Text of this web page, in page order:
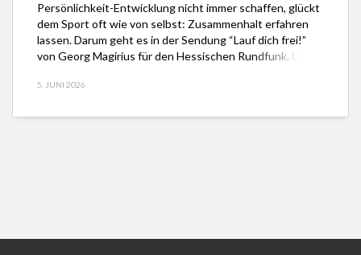
Persönlichkeit-Entwicklung nicht immer schaffen, glückt
dem Sport oft wie von selbst: Zusammenhalt erfahren
lassen. Darum geht es in der Sendung “Lauf dich frei!”
von Georg Magirius für den Hessischen Rundfunk. Unter
von Werner Bohnenberger ist sie auf der Weĺle […]
5. JUNI 2026